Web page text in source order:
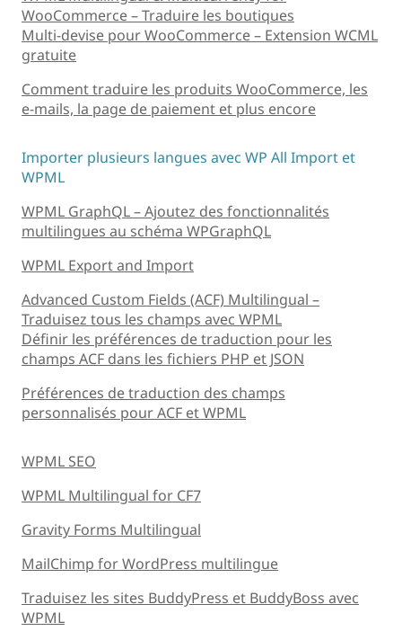
WooCommerce – Traduire les boutiques
Multi-devise pour WooCommerce – Extension WCML
gratuite
Comment traduire les produits WooCommerce, les
e-mails, la page de paiement et plus encore
Importer plusieurs langues avec WP All Import et
WPML
WPML GraphQL – Ajoutez des fonctionnalités
multilingues au schéma WPGraphQL
WPML Export and Import
Advanced Custom Fields (ACF) Multilingual –
Traduisez tous les champs avec WPML
Définir les préférences de traduction pour les
champs ACF dans les fichiers PHP et JSON
Préférences de traduction des champs
personnalisés pour ACF et WPML
WPML SEO
WPML Multilingual for CF7
Gravity Forms Multilingual
MailChimp for WordPress multilingue
Traduisez les sites BuddyPress et BuddyBoss avec
WPML